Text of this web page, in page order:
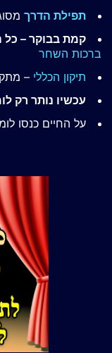
תפילת הדרך
קמת בבוקר – כל
ברכות השחר
תיקון הכללי –
עכשיו נותר רק
על החיים כנסו